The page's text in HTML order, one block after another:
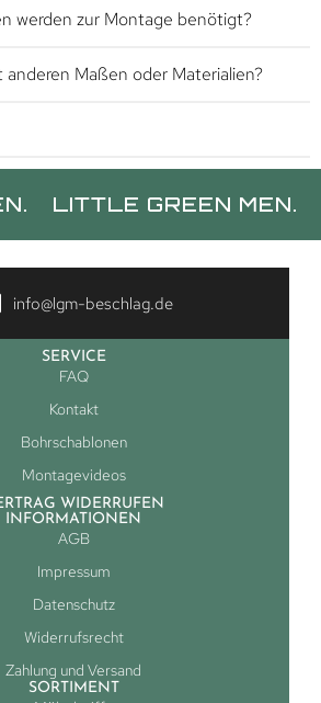
werden zur Montage benötigt?
anderen Maßen oder Materialien?
GREEN MEN.
info@lgm-beschlag.de
SERVICE
FAQ
Kontakt
Bohrschablonen
Montagevideos
WIDERRUFEN
INFORMATIONEN
AGB
Impressum
Datenschutz
Widerrufsrecht
Zahlung und Versand
SORTIMENT